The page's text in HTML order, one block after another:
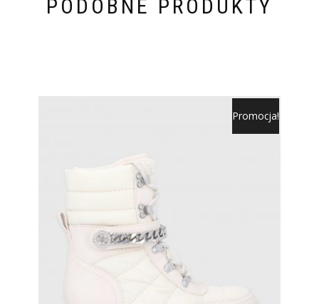
PODOBNE PRODUKTY
Promocja!